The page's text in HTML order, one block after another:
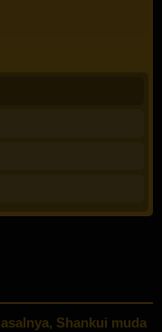
Shankui muda